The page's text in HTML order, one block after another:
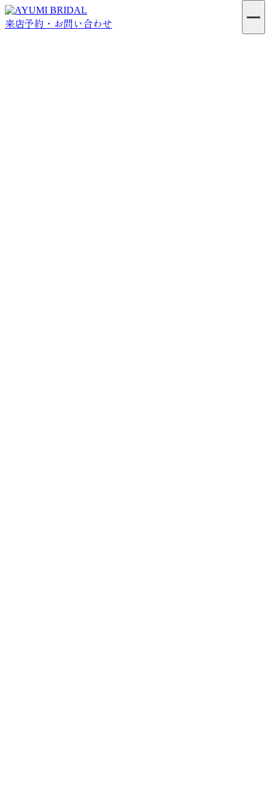
来店予約・お問い合わせ